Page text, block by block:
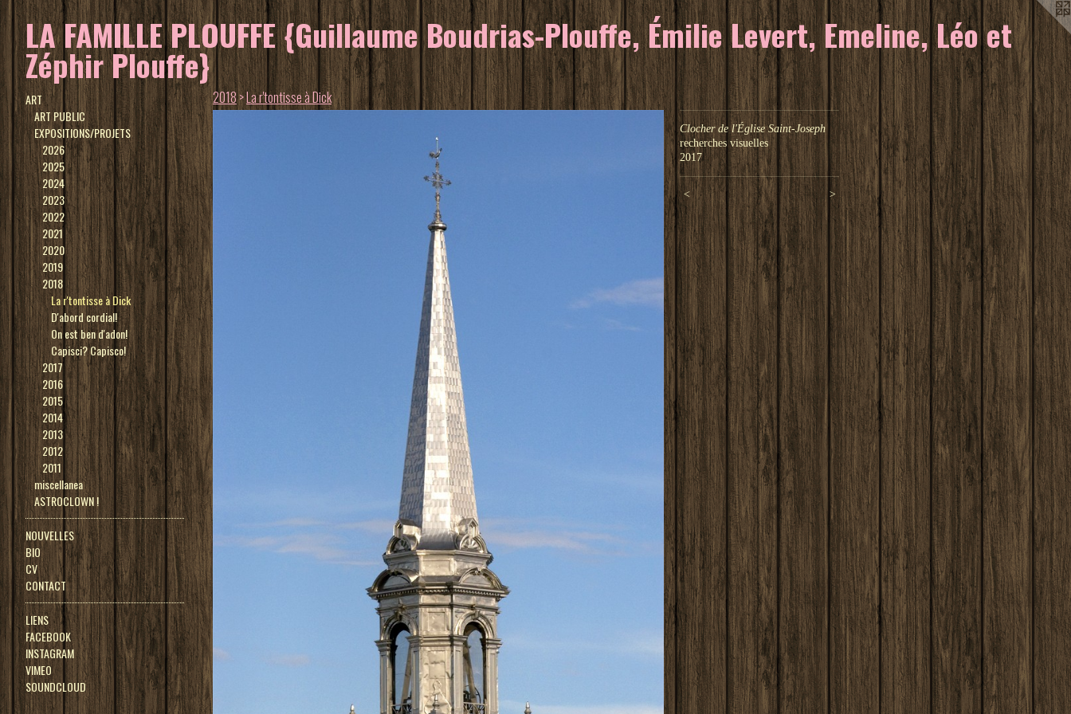
LA FAMILLE PLOUFFE {Guillaume Boudrias-Plouffe, Émilie Levert, Emeline, Léo et
Zéphir Plouffe}
ART
ART PUBLIC
EXPOSITIONS/PROJETS
2026
2025
2024
2023
2022
2021
2020
2019
2018
La r'tontisse à Dick
D'abord cordial!
On est ben d'adon!
Capisci? Capisco!
2017
2016
2015
2014
2013
2012
2011
miscellanea
ASTROCLOWN !
NOUVELLES
BIO
CV
CONTACT
LIENS
FACEBOOK
INSTAGRAM
VIMEO
SOUNDCLOUD
2018>La r'tontisse à Dick
Clocher de l'Église Saint-Joseph
recherches visuelles
2017
< >